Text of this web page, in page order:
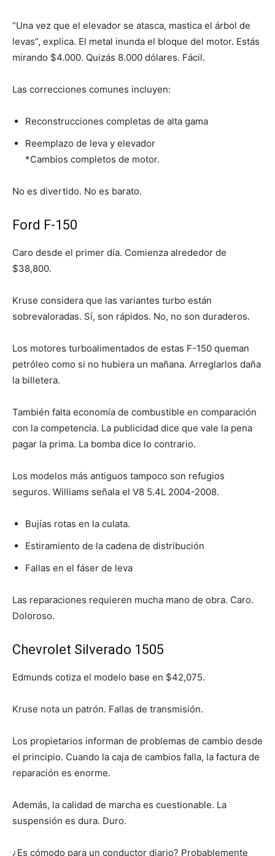
“Una vez que el elevador se atasca, mastica el árbol de
levas”, explica. El metal inunda el bloque del motor. Estás
mirando $4.000. Quizás 8.000 dólares. Fácil.
Las correcciones comunes incluyen:
Reconstrucciones completas de alta gama
Reemplazo de leva y elevador
*Cambios completos de motor.
No es divertido. No es barato.
Ford F-150
Caro desde el primer día. Comienza alrededor de
$38,800.
Kruse considera que las variantes turbo están
sobrevaloradas. Sí, son rápidos. No, no son duraderos.
Los motores turboalimentados de estas F-150 queman
petróleo como si no hubiera un mañana. Arreglarlos daña
la billetera.
También falta economía de combustible en comparación
con la competencia. La publicidad dice que vale la pena
pagar la prima. La bomba dice lo contrario.
Los modelos más antiguos tampoco son refugios
seguros. Williams señala el V8 5.4L 2004-2008.
Bujías rotas en la culata.
Estiramiento de la cadena de distribución
Fallas en el fáser de leva
Las reparaciones requieren mucha mano de obra. Caro.
Doloroso.
Chevrolet Silverado 1505
Edmunds cotiza el modelo base en $42,075.
Kruse nota un patrón. Fallas de transmisión.
Los propietarios informan de problemas de cambio desde
el principio. Cuando la caja de cambios falla, la factura de
reparación es enorme.
Además, la calidad de marcha es cuestionable. La
suspensión es dura. Duro.
¿Es cómodo para un conductor diario? Probablemente